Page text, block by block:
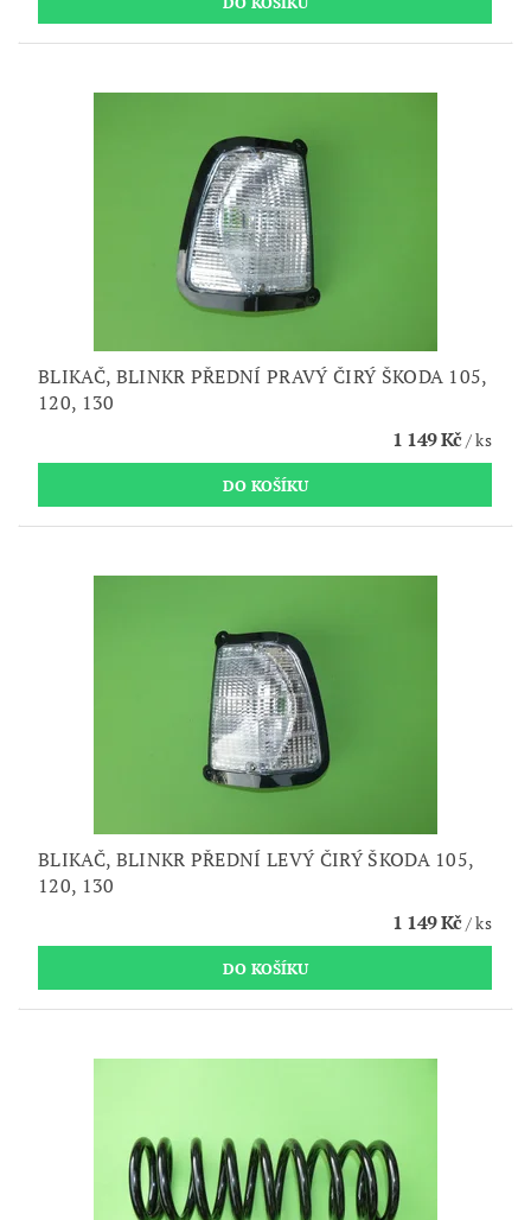
BLIKAČ, BLINKR PŘEDNÍ PRAVÝ ČIRÝ ŠKODA 105,
120, 130
1 149 Kč/ ks
BLIKAČ, BLINKR PŘEDNÍ LEVÝ ČIRÝ ŠKODA 105,
120, 130
1 149 Kč/ ks